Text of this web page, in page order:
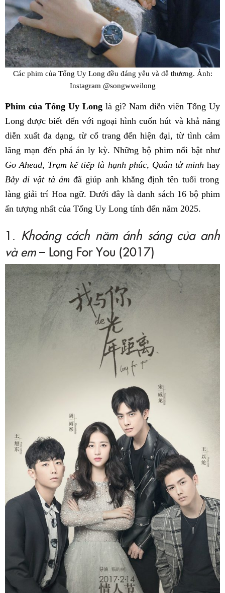
Các phim của Tống Uy Long đều đáng yêu và dễ thương. Ảnh:
Instagram @songwweilong
Phim của Tống Uy Long là gì? Nam diễn viên Tống Uy
Long được biết đến với ngoại hình cuốn hút và khả năng
diễn xuất đa dạng, từ cổ trang đến hiện đại, từ tình cảm
lãng mạn đến phá án ly kỳ. Những bộ phim nổi bật như
Go Ahead, Trạm kế tiếp là hạnh phúc, Quân tử minh hay
Bảy di vật tà ám đã giúp anh khẳng định tên tuổi trong
làng giải trí Hoa ngữ. Dưới đây là danh sách 16 bộ phim
ấn tượng nhất của Tống Uy Long tính đến năm 2025.
1. Khoảng cách năm ánh sáng của anh
và em– Long For You (2017)